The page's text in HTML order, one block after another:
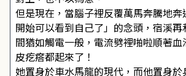
但是現在，當腦子裡反覆萬馬奔騰地
開始可以看到自己了」的念頭，宿溪
間猶如觸電一般，電流劈裡啪啦順著
皮疙瘩都起來了！
她置身於車水馬龍的現代，而他置身